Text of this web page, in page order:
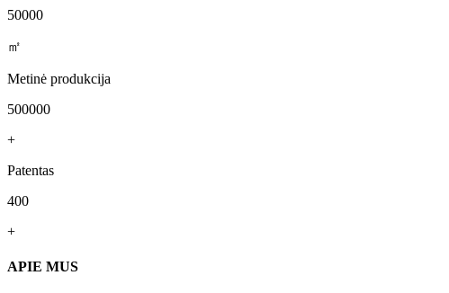
50000
㎡
Metinė produkcija
500000
+
Patentas
400
+
APIE MUS